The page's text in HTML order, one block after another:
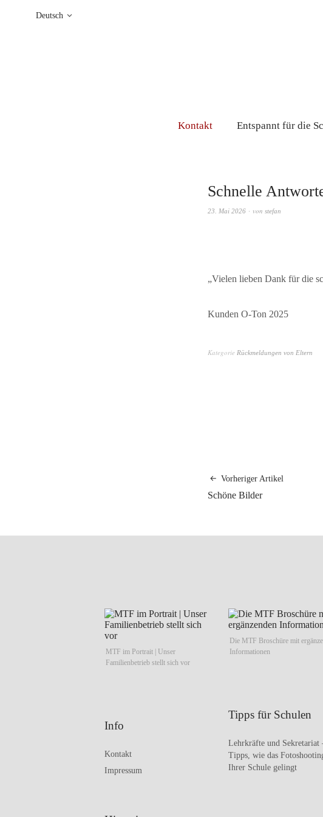
Deutsch
Kontakt Entspannt für die
Schnelle
23. Mai 2026 von stefan
„Vielen lieben Dank für die
Kunden O-Ton 2025
Kategorie Rückmeldungen von Eltern
Vorheriger Artikel
Schöne Bilder
MTF im Portrait | Unser
Familienbetrieb stellt sich vor
Info
Kontakt
Impressum
Die MTF Broschüre mit
Informationen
Tipps für Schulen
Lehrkräfte und Sekretariat
Tipps, wie das
Ihrer Schule gelingt